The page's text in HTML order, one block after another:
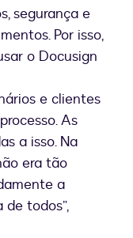
segurança e
Por isso,
o Docusign
e clientes
As
a isso. Na
era tão
a
todos”,